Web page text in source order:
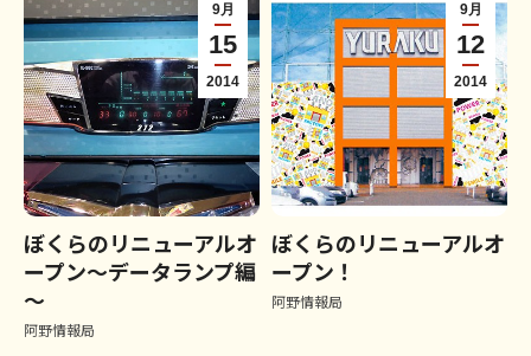
9月
15
2014
ぼくらのリニューアルオ
ープン～データランプ編
～
阿野情報局
9月
12
2014
ぼくらのリニューアルオ
ープン！
阿野情報局